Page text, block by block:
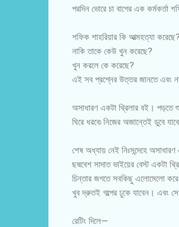
পরদিন ভোরে চা বাগের এক কর্মকর্তা
শফিক শাহরিয়ার কি আত্মহত্যা করেছে?
নাকি তাকে কেউ খুন করেছে?
খুন করলে কে করেছে?
এই সব প্রশ্নের উত্তর জানতে এবং
অসাধারণ একটা থ্রিলার বই। পড়তে
ঘিরে ধরবে৷ নিজের অজান্তেই ডুবে
শেষ অধ্যায় নেই নিঃসন্দেহে
ছদ্মবেশ সাদাত ভাইয়ের বেস্ট একটা
চিন্তার জগতে সবকিছু এলোমেলো
খুব দ্রুতই গল্পের ঢুকে যাবেন। এবং
রেটিং দিলে—